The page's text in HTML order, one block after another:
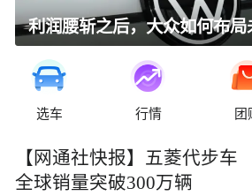
选车 行情 团
【网通社快报】五菱代步车
全球销量突破300万辆